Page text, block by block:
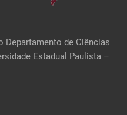
Departamento de Ciências
Estadual Paulista –